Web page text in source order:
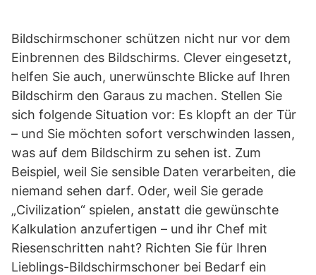
Bildschirmschoner schützen nicht nur vor dem
Einbrennen des Bildschirms. Clever eingesetzt,
helfen Sie auch, unerwünschte Blicke auf Ihren
Bildschirm den Garaus zu machen. Stellen Sie
sich folgende Situation vor: Es klopft an der Tür
– und Sie möchten sofort verschwinden lassen,
was auf dem Bildschirm zu sehen ist. Zum
Beispiel, weil Sie sensible Daten verarbeiten, die
niemand sehen darf. Oder, weil Sie gerade
„Civilization“ spielen, anstatt die gewünschte
Kalkulation anzufertigen – und ihr Chef mit
Riesenschritten naht? Richten Sie für Ihren
Lieblings-Bildschirmschoner bei Bedarf ein